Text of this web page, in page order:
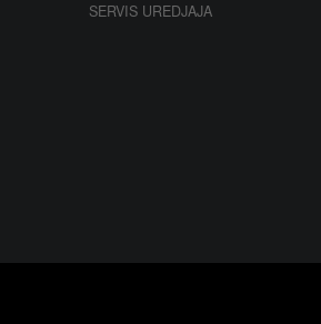
SERVIS UREDJAJA